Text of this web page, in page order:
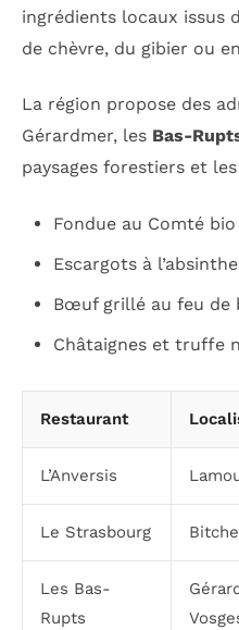
ingrédients locaux issus
de chèvre, du gibier ou
La région propose des
Gérardmer, les Bas-
paysages forestiers et
Fondue au Comté bio
Escargots à l’absinthe
Bœuf grillé au feu de
Châtaignes et truffe
Restaurant
L’Anversis
Le Strasbourg
Les Bas-
Rupts